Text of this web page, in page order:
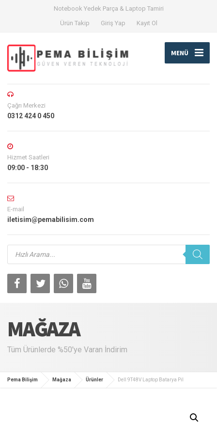
Notebook Yedek Parça & Laptop Tamiri
Ürün Takip
Giriş Yap Kayıt Ol
MENÜ
Çağrı Merkezi
0312 424 0 450
Hizmet Saatleri
09:00 - 18:30
E-mail
iletisim@pemabilisim.com
Products
search
MAĞAZA
Tüm Ürünlerde %50'ye Varan İndirim
Pema Bilişim Mağaza Ürünler Dell 9T48V Laptop Batarya Pil